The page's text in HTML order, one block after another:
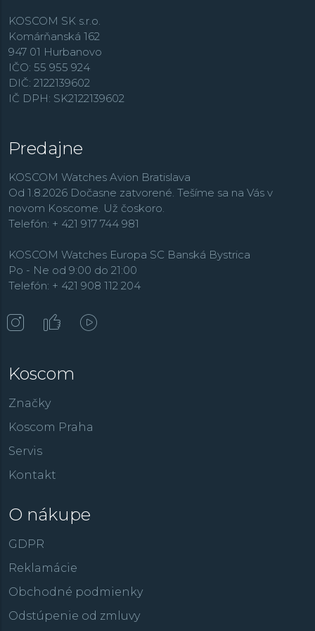
KOSCOM SK s.r.o.
Komárňanská 162
947 01 Hurbanovo
IČO: 55 955 924
DIČ: 2122139602
IČ DPH: SK2122139602
Predajne
KOSCOM Watches Avion Bratislava
Od 1.8.2026 Dočasne zatvorené. Tešíme sa na Vás v
novom Koscome. Už čoskoro.
Telefón: + 421 917 744 981
KOSCOM Watches Europa SC Banská Bystrica
Po - Ne od 9:00 do 21:00
Telefón: + 421 908 112 204
Koscom
Značky
Koscom Praha
Servis
Kontakt
O nákupe
GDPR
Reklamácie
Obchodné podmienky
Odstúpenie od zmluvy